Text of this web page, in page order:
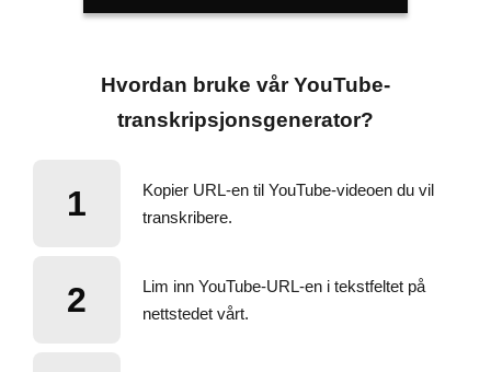
Hvordan bruke vår YouTube-
transkripsjonsgenerator?
1
Kopier URL-en til YouTube-videoen du vil
transkribere.
2
Lim inn YouTube-URL-en i tekstfeltet på
nettstedet vårt.